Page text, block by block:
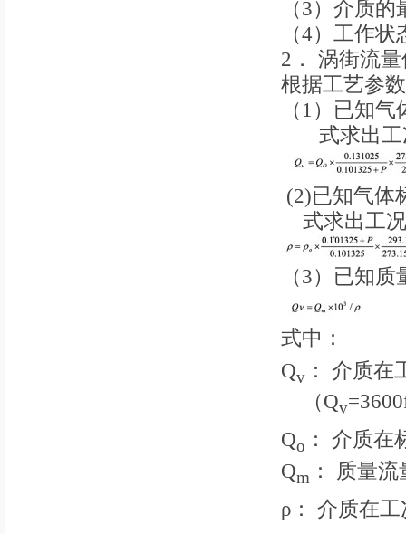
（3）介质
（4）工作
2． 涡街流
根据工艺参
（1）已知
式求出工
(2)已知气体
式求出工
（3）已知质
式中：
Qv ： 介质
（Qv
Qo ： 介质
Qm ： 质量
ρ： 介质在